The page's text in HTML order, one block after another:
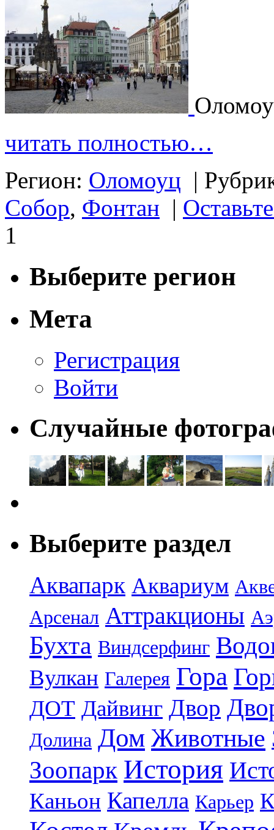
читать полностью…
Регион: Оломоуц |
Собор, Фонтан |
1
Выберите регион
Мета
Регистрация
Войти
Случайные
Выберите раздел
Аквапарк Аквариум
Арсенал Аттракционы
Бухта Виндсерфинг
Вулкан Галерея Гора
ДОТ Дайвинг Двор
Долина Дом Животные
Зоопарк История
Каньон Капелла Карьер